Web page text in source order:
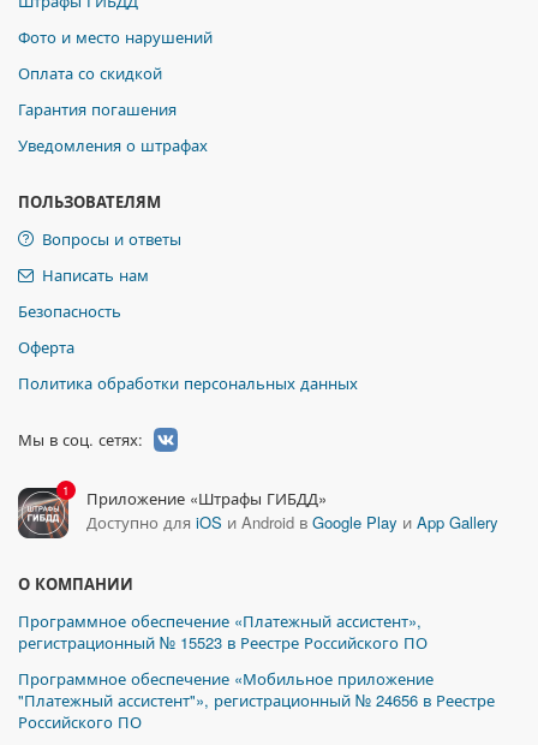
Фото и место нарушений
Оплата со скидкой
Гарантия погашения
Уведомления о штрафах
ПОЛЬЗОВАТЕЛЯМ
Вопросы и ответы
Написать нам
Безопасность
Оферта
Политика обработки персональных данных
Мы в соц. сетях:
1
Приложение «Штрафы ГИБДД»
Доступно для iOS и Android в Google Play и App Gallery
О КОМПАНИИ
Программное обеспечение «Платежный ассистент»,
регистрационный № 15523 в Реестре Российского ПО
Программное обеспечение «Мобильное приложение
"Платежный ассистент"», регистрационный № 24656 в Реестре
Российского ПО